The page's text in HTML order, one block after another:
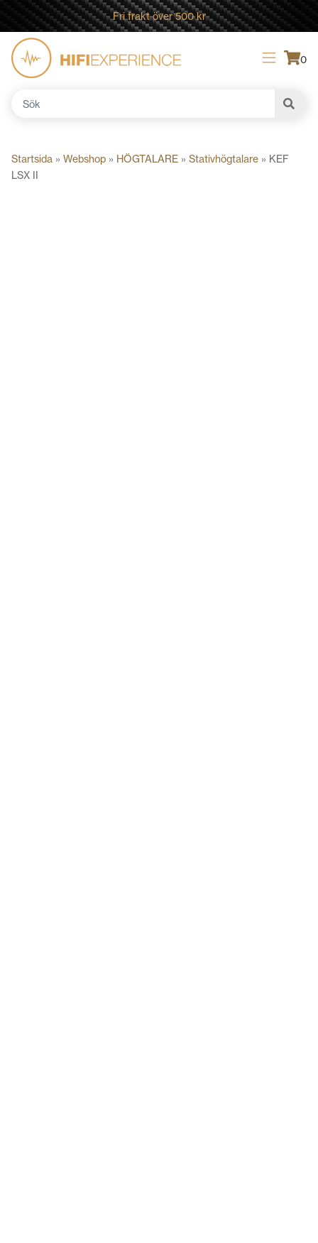
Fri frakt över 500 kr
0
Startsida » Webshop » HÖGTALARE » Stativhögtalare » KEF
LSX II